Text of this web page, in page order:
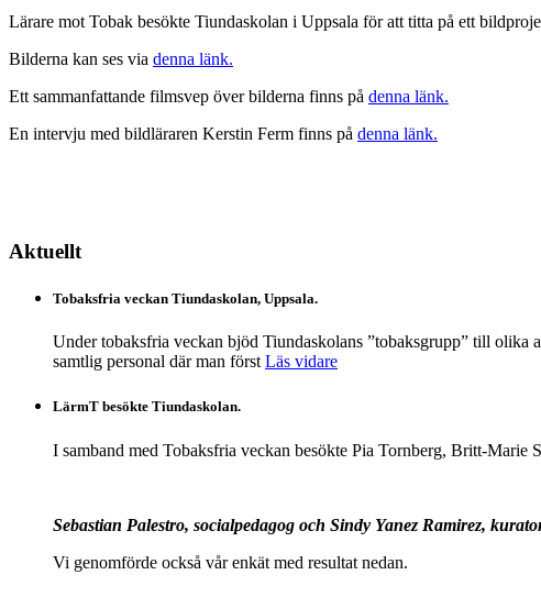
Lärare mot Tobak besökte Tiundaskolan i Uppsala för att titta på ett
Bilderna kan ses via denna länk.
Ett sammanfattande filmsvep över bilderna finns på denna länk.
En intervju med bildläraren Kerstin Ferm finns på denna länk.
Aktuellt
Tobaksfria veckan Tiundaskolan, Uppsala.
Under tobaksfria veckan bjöd Tiundaskolans ”tobaksgrupp” till
samtlig personal där man först Läs vidare
LärmT besökte Tiundaskolan.
I samband med Tobaksfria veckan besökte Pia Tornberg, Britt-
Sebastian Palestro, socialpedagog och Sindy Yanez Ramirez,
Vi genomförde också vår enkät med resultat nedan.